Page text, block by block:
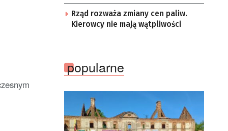
sobotę
Rząd rozważa zmiany cen paliw.
Kierowcy nie mają wątpliwości
popularne